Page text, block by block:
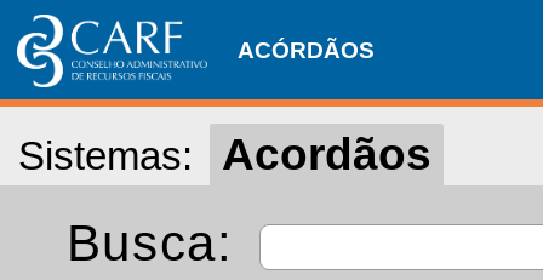
ACÓRDÃOS
Sistemas: Acordãos
Busca: